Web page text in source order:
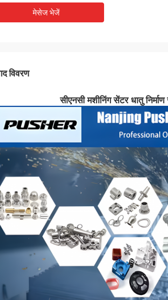
मेसेज भेजें
विवरण
सीएनसी मशीनिंग सेंटर धातु